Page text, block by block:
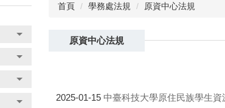
首頁 學務處法規 原資中心法規
原資中心法規
2025-01-15 中臺科技大學原住民族學生